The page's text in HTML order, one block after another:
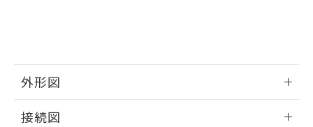
外形図
接続図
品・サービスに関するお客様との取
EU RoHS指令（10物質）の非含有証明書
51物質の非含有証明書（当社基準）